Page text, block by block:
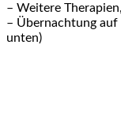
– Weitere
– Übernachtung auf
unten)